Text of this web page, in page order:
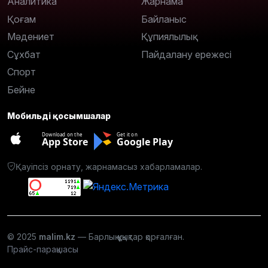
Қоғам
Мәдениет
Сұхбат
Спорт
Бейне
Байланыс
Құпиялылық
Пайдалану ережесі
Мобильді қосымшалар
Download on the
App Store
Get it on
Google Play
Қауіпсіз орнату, жарнамасыз хабарламалар.
© 2025 malim.kz — Барлық құқықтар қорғалған.
Прайс-парақшасы